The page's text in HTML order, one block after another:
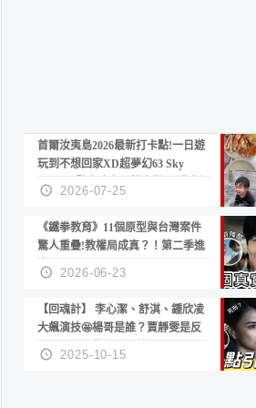
首爾汝夷島2026最新打卡點!一日遊
玩到不想回家XD超夢幻63 Sky
Picnic、鷺良津帝王蟹大餐、《淚之
女王》拍攝地、漢江公園免費玩水
2026-07-25
《鐵拳教育》11個原型與台灣案件
驚人重疊!教權局成真？！第二季進
度？😍
2026-06-23
【回魂計】 李心潔、舒淇、鍾欣凌
大飆演技🤩楊哥是誰？賈靜雯是反
派？死刑還是私刑正義
2025-10-15